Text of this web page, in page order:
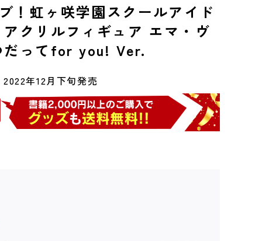
！虹ヶ咲学園スクールアイド
クリルフィギュア エマ・ヴ
だってfor you! Ver.
2022年12月下旬発売